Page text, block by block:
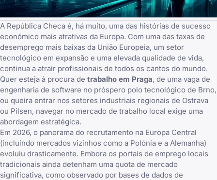
A República Checa é, há muito, uma das histórias de sucesso
económico mais atrativas da Europa. Com uma das taxas de
desemprego mais baixas da União Europeia, um setor
tecnológico em expansão e uma elevada qualidade de vida,
continua a atrair profissionais de todos os cantos do mundo.
Quer esteja à procura de trabalho em Praga, de uma vaga de
engenharia de software no próspero polo tecnológico de Brno,
ou queira entrar nos setores industriais regionais de Ostrava
ou Pilsen, navegar no mercado de trabalho local exige uma
abordagem estratégica.
Em 2026, o panorama do recrutamento na Europa Central
(incluindo mercados vizinhos como a Polónia e a Alemanha)
evoluiu drasticamente. Embora os portais de emprego locais
tradicionais ainda detenham uma quota de mercado
significativa, como observado por bases de dados de